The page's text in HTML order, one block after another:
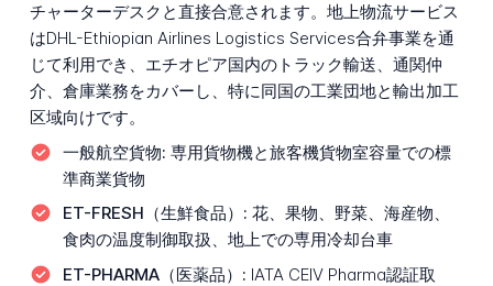
チャーターデスクと直接合意されます。地上物流サービス
はDHL-Ethiopian Airlines Logistics Services合弁事業を通
じて利用でき、エチオピア国内のトラック輸送、通関仲
介、倉庫業務をカバーし、特に同国の工業団地と輸出加工
区域向けです。
一般航空貨物: 専用貨物機と旅客機貨物室容量での標
準商業貨物
ET-FRESH（生鮮食品）: 花、果物、野菜、海産物、
食肉の温度制御取扱、地上での専用冷却台車
ET-PHARMA（医薬品）: IATA CEIV Pharma認証取